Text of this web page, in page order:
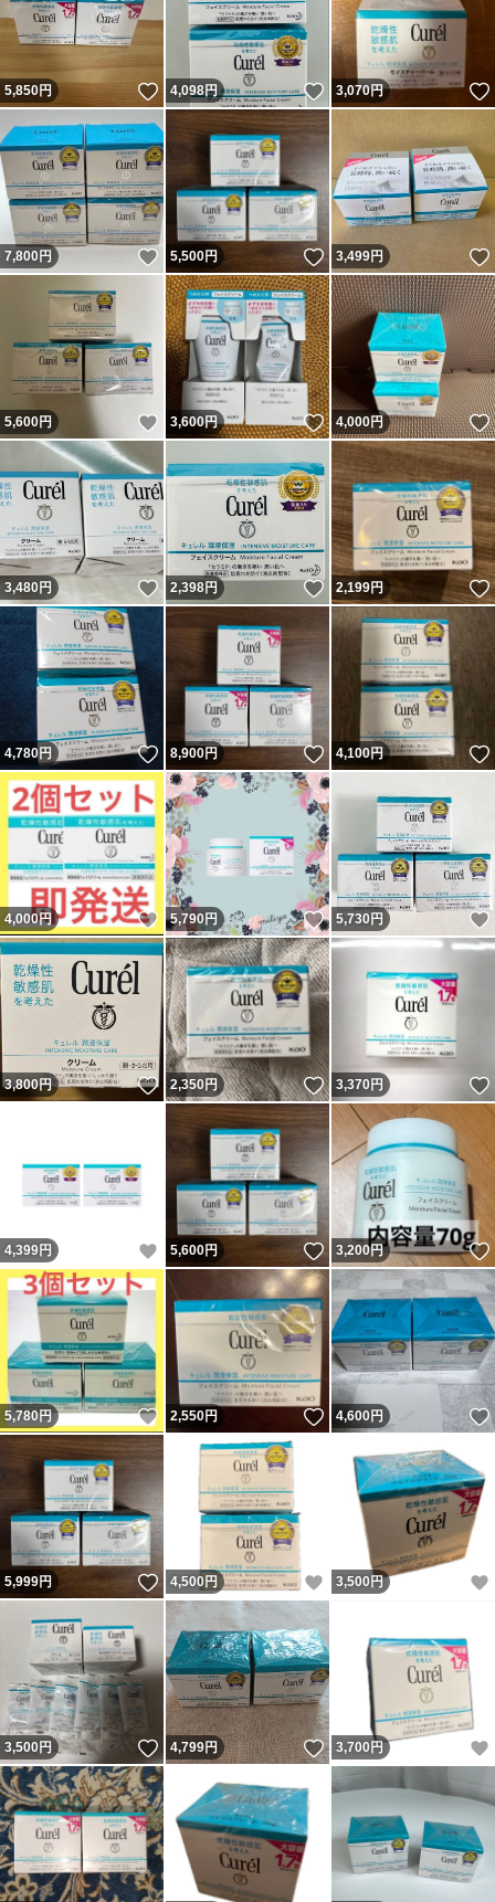
5,850円 いいね！
4,098円 いいね！
3,070円
7,800円 いいね！
5,500円 いいね！
3,499円
5,600円 いいね！
3,600円 いいね！
4,000円
3,480円 いいね！
2,398円 いいね！
2,199円
4,780円 いいね！
8,900円 いいね！
4,100円
4,000円 いいね！
5,790円 いいね！
5,730円
3,800円 いいね！
2,350円 いいね！
3,370円
4,399円 いいね！
5,600円 いいね！
3,200円
5,780円 いいね！
2,550円 いいね！
4,600円
5,999円 いいね！
4,500円 いいね！
3,500 円
3,500円 いいね！
4,799円 いいね！
3,700 円